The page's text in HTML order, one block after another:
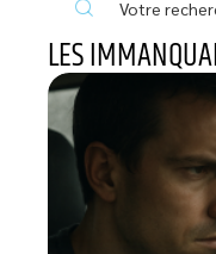
LES